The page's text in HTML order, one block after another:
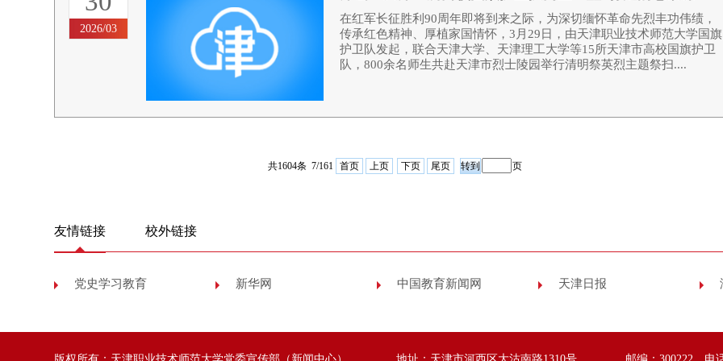
2026/03
在红军长征胜利90周年即将到来之际，为深切缅怀革命先烈丰功伟绩，
传承红色精神、厚植家国情怀，3月29日，由天津职业技术师范大学国旗
护卫队发起，联合天津大学、天津理工大学等15所天津市高校国旗护卫
队，800余名师生共赴天津市烈士陵园举行清明祭英烈主题祭扫....
共1604条 7/161 首页 上页 下页 尾页 页
友情链接 校外链接
党史学习教育 新华网 中国教育新闻网 天津日报